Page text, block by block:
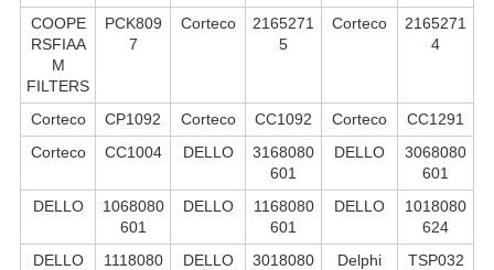
COOPE
RSFIAA
M
FILTERS
PCK809
7
Corteco
2165271
5
Corteco
2165271
4
Corteco CP1092 Corteco CC1092 Corteco
CC1291
Corteco
CC1004 DELLO
3168080
601
DELLO
3068080
601
DELLO
1068080
601
DELLO
1168080
601
DELLO
1018080
624
DELLO
1118080
DELLO
3018080
Delphi
TSP032